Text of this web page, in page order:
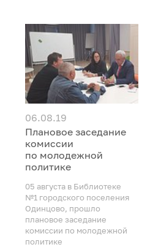
06.08.19
Плановое заседание
комиссии
по молодежной
политике
05 августа в Библиотеке
№1 городского поселения
Одинцово, прошло
плановое заседание
комиссии по молодежной
политике